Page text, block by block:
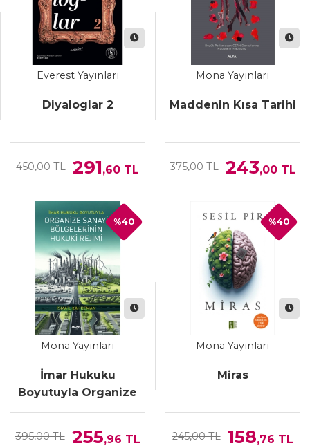
Everest Yayınları
Diyaloglar 2
450,00 TL 291,60 TL
Mona Yayınları
Maddenin Kısa Tarihi
375,00 TL 243,00TL
Mona Yayınları
İmar Hukuku
Boyutuyla Organize
Sanayi Bölgelerinin
395,00 TL 255,96 TL
%40
Mona Yayınları
Miras
245,00 TL 158,76 TL
%40